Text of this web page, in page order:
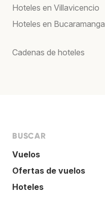
Hoteles en Villavicencio
Hoteles en Bucaramanga
Cadenas de hoteles
BUSCAR
Vuelos
Ofertas de vuelos
Hoteles